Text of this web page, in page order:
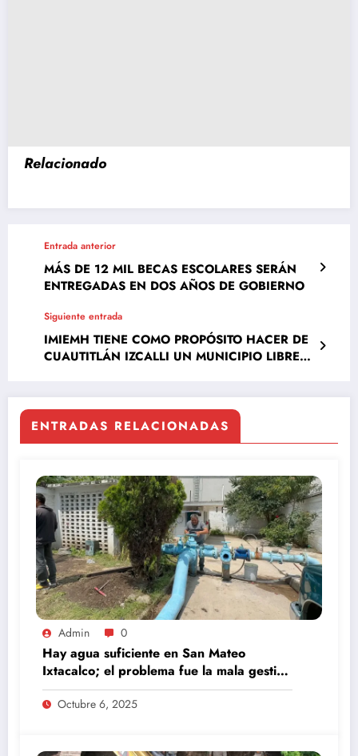
Relacionado
Entrada anterior
MÁS DE 12 MIL BECAS ESCOLARES SERÁN
ENTREGADAS EN DOS AÑOS DE GOBIERNO
Siguiente entrada
IMIEMH TIENE COMO PROPÓSITO HACER DE
CUAUTITLÁN IZCALLI UN MUNICIPIO LIBRE
ENTRADAS RELACIONADAS
Admin 0
Hay agua suficiente en San Mateo
Ixtacalco; el problema fue la mala gestión
del comité anterior: Daniel Serrano
Octubre 6, 2025